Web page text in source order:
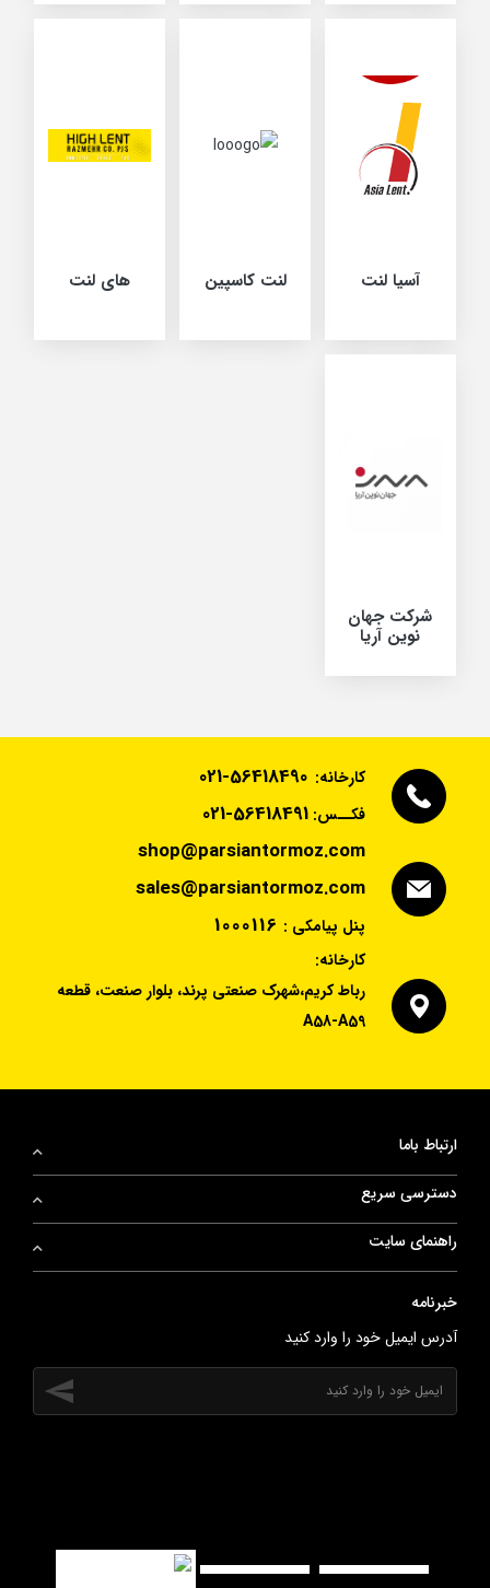
آسیا لنت لنت کاسپین های لنت
شرکت جهان
نوین آریا
کارخانه: 021-56418490
فکــس: 021-56418491
shop@parsiantormoz.com
sales@parsiantormoz.com
پنل پیامکی : 1000116
کارخانه:
رباط کریم،شهرک صنعتی پرند، بلوار صنعت، قطعه
A58-A59
ارتباط باما
دسترسی سریع
راهنمای سایت
خبرنامه
آدرس ایمیل خود را وارد کنید